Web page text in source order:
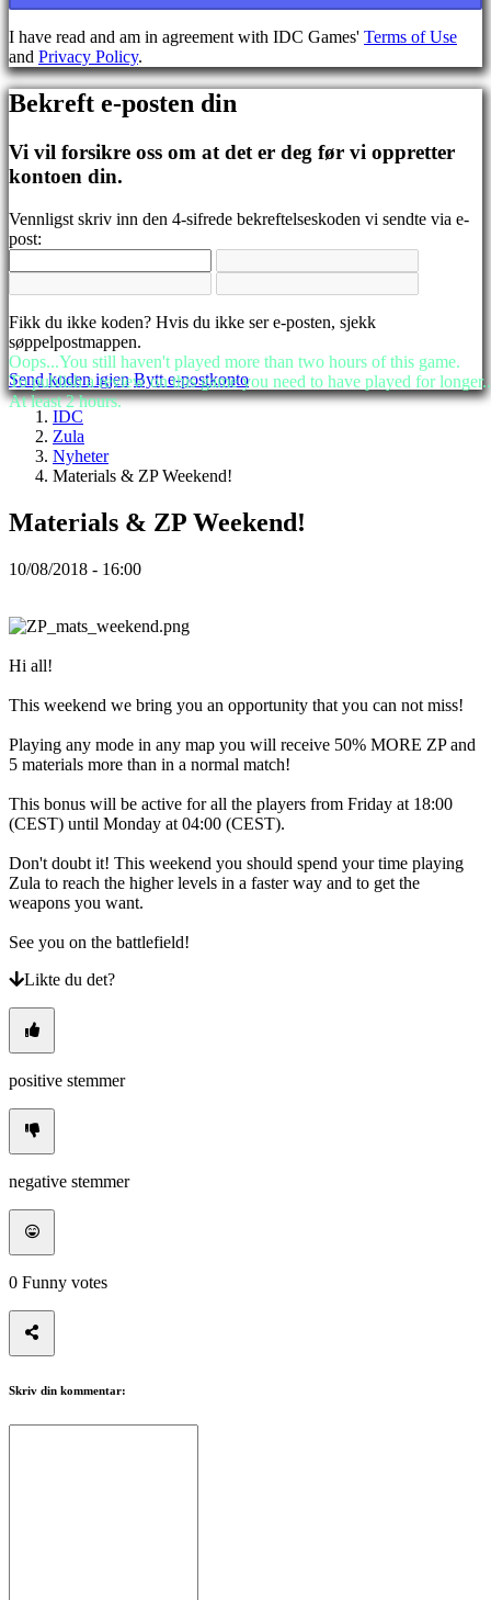
BS
CS
DA
DE
EL
EN
FI
FR
HR
JA
KO
PT
RO
RU
SR
SV
Spillet
Spillet
Spill
Arrangementer
i
spillet
Nyheter
Guide
Forum
I have read and am in agreement with IDC Games' Terms of Use
and Privacy Policy.
Bekreft e-posten din
Vi vil forsikre oss om at det er deg før vi oppretter
kontoen din.
Vennligst skriv inn den 4-sifrede bekreftelseskoden vi sendte via e-
post:
Fikk du ikke koden? Hvis du ikke ser e-posten, sjekk
søppelpostmappen.
Send koden igjen Bytt e-postkonto
IDC
Zula
Nyheter
Materials & ZP Weekend!
Materials & ZP Weekend!
10/08/2018 - 16:00
Hi all!
This weekend we bring you an opportunity that you can not miss!
Playing any mode in any map you will receive 50% MORE ZP and
5 materials more than in a normal match!
This bonus will be active for all the players from Friday at 18:00
(CEST) until Monday at 04:00 (CEST).
Don't doubt it! This weekend you should spend your time playing
Zula to reach the higher levels in a faster way and to get the
weapons you want.
See you on the battlefield!
Likte du det?
positive stemmer
negative stemmer
0 Funny votes
Skriv din kommentar:
Oops...You still haven't played more than two hours of this game.
To publish a review on this game you need to have played for
At least 2 hours.